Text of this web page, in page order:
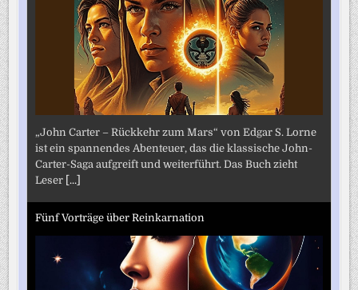
„John Carter – Rückkehr zum Mars“ von Edgar S. Lorne
ist ein spannendes Abenteuer, das die klassische John-
Carter-Saga aufgreift und weiterführt. Das Buch zieht
Leser [...]
Fünf Vorträge über Reinkarnation